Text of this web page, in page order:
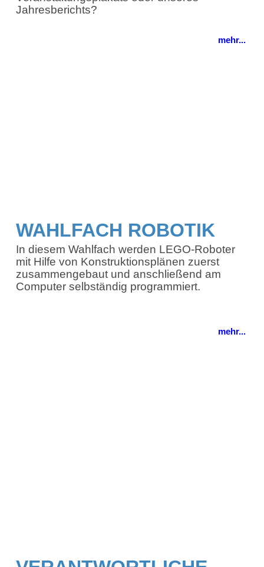
Jahresberichts?
mehr...
WAHLFACH ROBOTIK
In diesem Wahlfach werden LEGO-Roboter
mit Hilfe von Konstruktionsplänen zuerst
zusammengebaut und anschließend am
Computer selbständig programmiert.
mehr...